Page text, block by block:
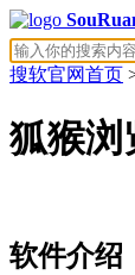
搜软官网首页
狐猴浏
软件介绍